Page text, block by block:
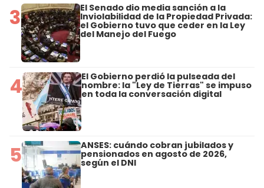
3 El Senado dio media sanción a la
Inviolabilidad de la Propiedad Privada:
el Gobierno tuvo que ceder en la Ley
del Manejo del Fuego
4 El Gobierno perdió la pulseada del
nombre: la "Ley de Tierras" se impuso
en toda la conversación digital
5 ANSES: cuándo cobran jubilados y
pensionados en agosto de 2026,
según el DNI